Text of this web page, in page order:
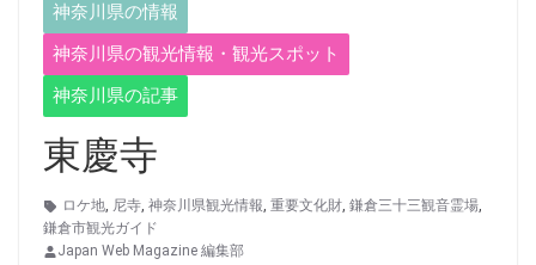
神奈川県の情報
神奈川県の観光情報・観光スポット
神奈川県の記事
東慶寺
ロケ地, 尼寺, 神奈川県観光情報, 重要文化財, 鎌倉三十三観音霊場,
鎌倉市観光ガイド
Japan Web Magazine 編集部